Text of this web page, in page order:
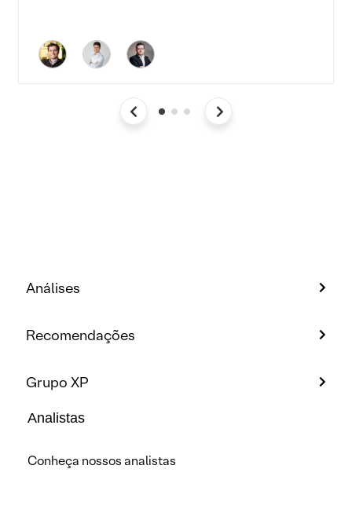
Análises
Recomendações
Grupo XP
Analistas
Conheça nossos analistas